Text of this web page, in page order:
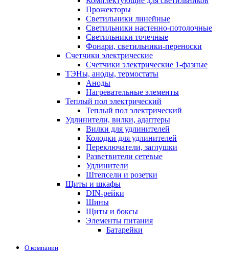
Прожекторы
Светильники линейные
Светильники настенно-потолочные
Светильники точечные
Фонари, светильники-переноски
Счетчики электрические
Счетчики электрические 1-фазные
ТЭНы, аноды, термостаты
Аноды
Нагревательные элементы
Теплый пол электрический
Теплый пол электрический
Удлинители, вилки, адаптеры
Вилки для удлинителей
Колодки для удлинителей
Переключатели, заглушки
Разветвители сетевые
Удлинители
Штепсели и розетки
Щиты и шкафы
DIN-рейки
Шины
Щиты и боксы
Элементы питания
Батарейки
О компании